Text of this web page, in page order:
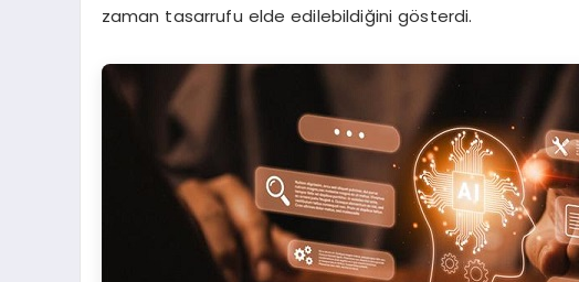
zaman tasarrufu elde edilebildiğini gösterdi.